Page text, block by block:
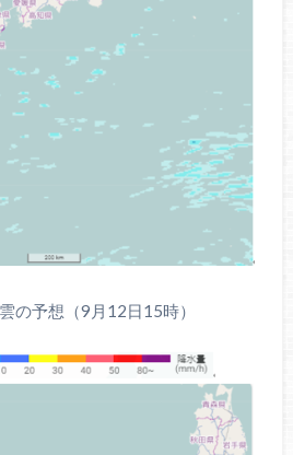
の予想（9月12日15時）